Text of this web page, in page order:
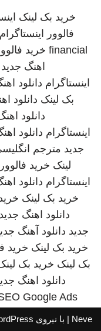
خرید بک لینک
فالوور اینستاگرام
financial خرید
اهنگ جدید
اینستاگرام دانلود
بک لینک دانلود
دانلود
اینستاگرام دانلود
جدید مترجم
لینک خرید
اینستاگرام دانلود
خرید بک لینک
دانلود اهنگ جدید
جدید دانلود آهنگ
خرید بک لینک خرید
بک لینک خرید بک
دانلود اهنگ
Google Ads
Neve | با نیروی